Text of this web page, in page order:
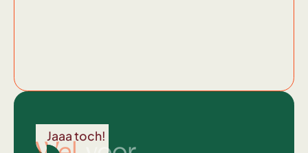
Jaaa toch!
Welvoor